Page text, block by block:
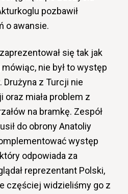
pozbawił
o awansie.
zaprezentował się tak jak
nie był to występ
Drużyna z Turcji nie
oraz miała problem z
na bramkę. Zespół
do obrony Anatoliy
występ
odpowiada za
reprezentant Polski,
częściej widzieliśmy go z